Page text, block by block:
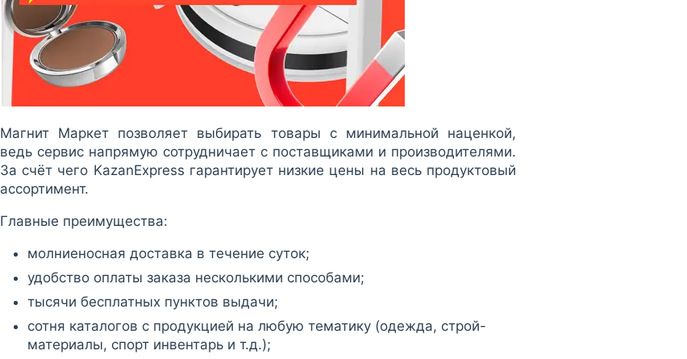
Магнит Маркет позволяет выбирать товары с минимальной наценкой,
ведь сервис напрямую сотрудничает с поставщиками и производителями.
За счёт чего KazanExpress гарантирует низкие цены на весь продуктовый
ассортимент.
Главные преимущества:
молниеносная доставка в течение суток;
удобство оплаты заказа несколькими способами;
тысячи бесплатных пунктов выдачи;
сотня каталогов с продукцией на любую тематику (одежда, строй-
материалы, спорт инвентарь и т.д.);